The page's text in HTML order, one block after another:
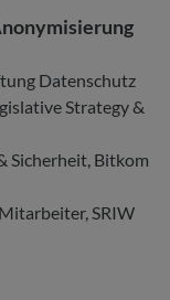
Datenschutz
Strategy &
Sicherheit, Bitkom
SRIW